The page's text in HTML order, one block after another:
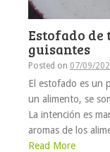
Estofado de
guisantes
Posted on 07/09/
El estofado es un
un alimento, se
La intención es
aromas de los
Read More